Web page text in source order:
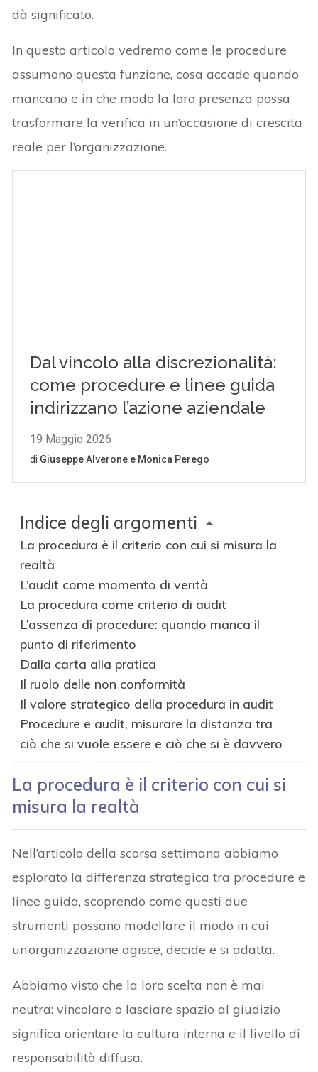
dà significato.
In questo articolo vedremo come le procedure
assumono questa funzione, cosa accade quando
mancano e in che modo la loro presenza possa
trasformare la verifica in un’occasione di crescita
reale per l’organizzazione.
Indice degli argomenti
La procedura è il criterio con cui si misura la
realtà
L’audit come momento di verità
La procedura come criterio di audit
L’assenza di procedure: quando manca il
punto di riferimento
Dalla carta alla pratica
Il ruolo delle non conformità
Il valore strategico della procedura in audit
Procedure e audit, misurare la distanza tra
ciò che si vuole essere e ciò che si è davvero
La procedura è il criterio con cui si
misura la realtà
Nell’articolo della scorsa settimana abbiamo
esplorato la differenza strategica tra procedure e
linee guida, scoprendo come questi due
strumenti possano modellare il modo in cui
un’organizzazione agisce, decide e si adatta.
Abbiamo visto che la loro scelta non è mai
neutra: vincolare o lasciare spazio al giudizio
significa orientare la cultura interna e il livello di
responsabilità diffusa.